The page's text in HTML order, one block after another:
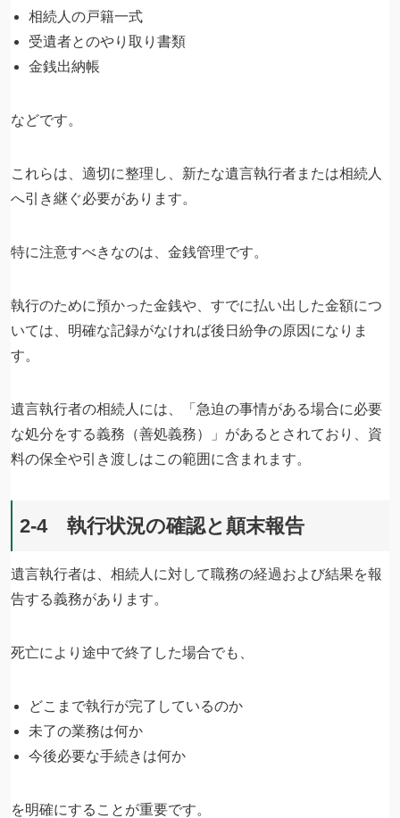
相続人の戸籍一式
受遺者とのやり取り書類
金銭出納帳
などです。
これらは、適切に整理し、新たな遺言執行者または相続人
へ引き継ぐ必要があります。
特に注意すべきなのは、金銭管理です。
執行のために預かった金銭や、すでに払い出した金額につ
いては、明確な記録がなければ後日紛争の原因になりま
す。
遺言執行者の相続人には、「急迫の事情がある場合に必要
な処分をする義務（善処義務）」があるとされており、資
料の保全や引き渡しはこの範囲に含まれます。
2-4 執行状況の確認と顛末報告
遺言執行者は、相続人に対して職務の経過および結果を報
告する義務があります。
死亡により途中で終了した場合でも、
どこまで執行が完了しているのか
未了の業務は何か
今後必要な手続きは何か
を明確にすることが重要です。